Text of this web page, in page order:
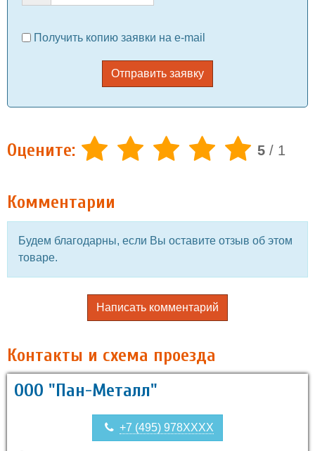
Получить копию заявки на e-mail
Отправить заявку
Оцените: 5 / 1
Комментарии
Будем благодарны, если Вы оставите отзыв об этом
товаре.
Написать комментарий
Контакты и схема проезда
ООО "Пан-Металл"
+7 (495) 978XXXX